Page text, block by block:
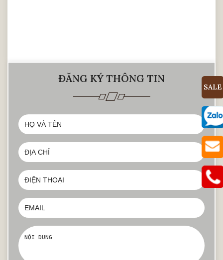
ĐĂNG KÝ THÔNG TIN
SALE